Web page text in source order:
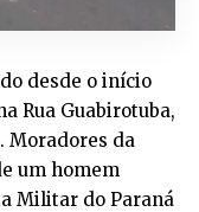
desde o início
Rua Guabirotuba,
Moradores da
um homem
Militar do Paraná